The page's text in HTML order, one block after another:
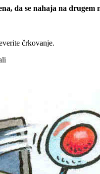
da se nahaja na drugem
črkovanje.